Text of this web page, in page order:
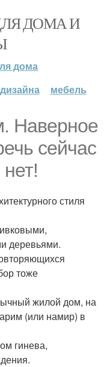
ДОМА И
дома
мебель
Наверное
сейчас
стиля
деревьями.
тоже
жилой дом, на
(или намир) в
гинева,